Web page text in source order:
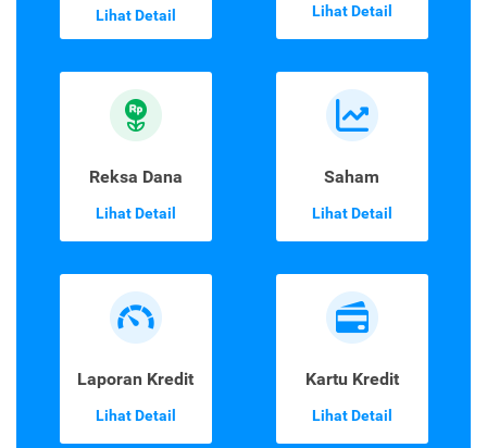
Lihat Detail Lihat Detail
Reksa Dana
Lihat Detail
Saham
Lihat Detail
Laporan Kredit
Lihat Detail
Kartu Kredit
Lihat Detail